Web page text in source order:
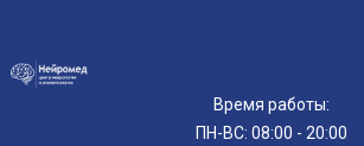
Время работы:
ПН-ВС: 08:00 - 20:00